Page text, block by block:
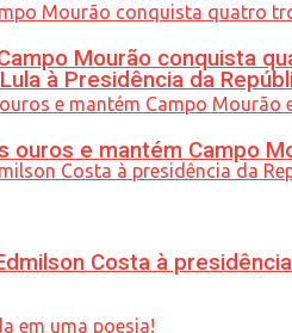
à Presidência da
Costa à
Mourão conquista
ouros e mantém Campo